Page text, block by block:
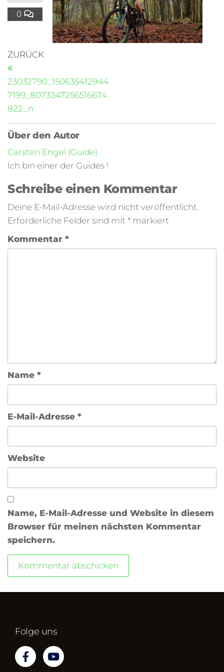
0
ZURÜCK
23032790_150635412944
7199_8073347256516674
822_n
Über den Autor
Carsten Engel (Guide)
Ich bin einer der Guides !
Schreibe einen Kommentar
Deine E-Mail-Adresse wird nicht veröffentlicht.
Erforderliche Felder sind mit * markiert
Kommentar *
Name *
E-Mail-Adresse *
Website
Name, E-Mail-Adresse und Website in diesem
Browser für meinen nächsten Kommentar
speichern.
Folge uns